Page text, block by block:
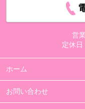
営
定休日
ホーム
お問い合わせ